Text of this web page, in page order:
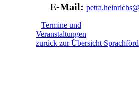
E-Mail:
Termine und
Veranstaltungen
zurück zur Übersicht